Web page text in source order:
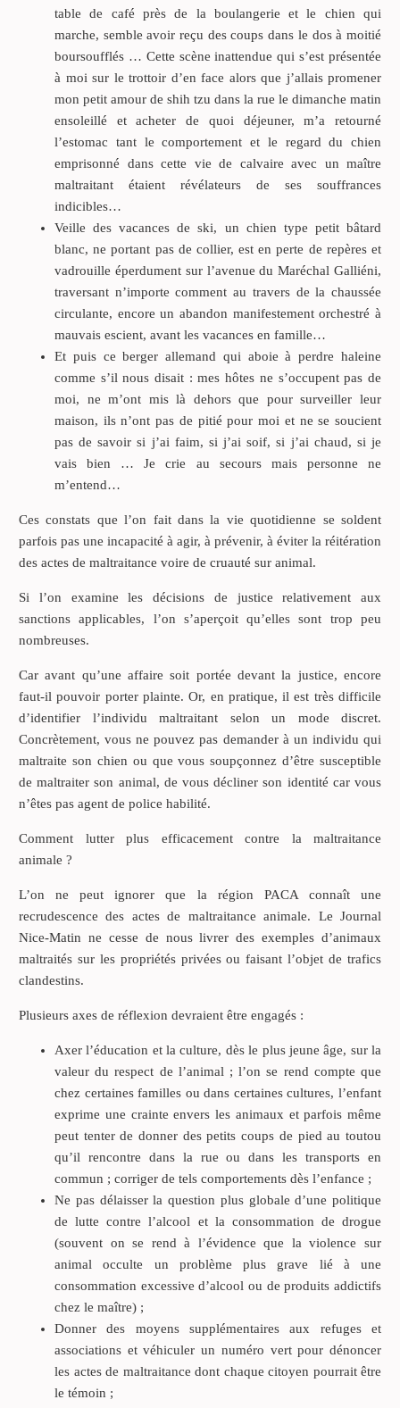
table de café près de la boulangerie et le chien qui
marche, semble avoir reçu des coups dans le dos à moitié
boursoufflés … Cette scène inattendue qui s’est présentée
à moi sur le trottoir d’en face alors que j’allais promener
mon petit amour de shih tzu dans la rue le dimanche matin
ensoleillé et acheter de quoi déjeuner, m’a retourné
l’estomac tant le comportement et le regard du chien
emprisonné dans cette vie de calvaire avec un maître
maltraitant étaient révélateurs de ses souffrances
indicibles…
Veille des vacances de ski, un chien type petit bâtard
blanc, ne portant pas de collier, est en perte de repères et
vadrouille éperdument sur l’avenue du Maréchal Galliéni,
traversant n’importe comment au travers de la chaussée
circulante, encore un abandon manifestement orchestré à
mauvais escient, avant les vacances en famille…
Et puis ce berger allemand qui aboie à perdre haleine
comme s’il nous disait : mes hôtes ne s’occupent pas de
moi, ne m’ont mis là dehors que pour surveiller leur
maison, ils n’ont pas de pitié pour moi et ne se soucient
pas de savoir si j’ai faim, si j’ai soif, si j’ai chaud, si je
vais bien … Je crie au secours mais personne ne
m’entend…
Ces constats que l’on fait dans la vie quotidienne se soldent
parfois pas une incapacité à agir, à prévenir, à éviter la réitération
des actes de maltraitance voire de cruauté sur animal.
Si l’on examine les décisions de justice relativement aux
sanctions applicables, l’on s’aperçoit qu’elles sont trop peu
nombreuses.
Car avant qu’une affaire soit portée devant la justice, encore
faut-il pouvoir porter plainte. Or, en pratique, il est très difficile
d’identifier l’individu maltraitant selon un mode discret.
Concrètement, vous ne pouvez pas demander à un individu qui
maltraite son chien ou que vous soupçonnez d’être susceptible
de maltraiter son animal, de vous décliner son identité car vous
n’êtes pas agent de police habilité.
Comment lutter plus efficacement contre la maltraitance
animale ?
L’on ne peut ignorer que la région PACA connaît une
recrudescence des actes de maltraitance animale. Le Journal
Nice-Matin ne cesse de nous livrer des exemples d’animaux
maltraités sur les propriétés privées ou faisant l’objet de trafics
clandestins.
Plusieurs axes de réflexion devraient être engagés :
Axer l’éducation et la culture, dès le plus jeune âge, sur la
valeur du respect de l’animal ; l’on se rend compte que
chez certaines familles ou dans certaines cultures, l’enfant
exprime une crainte envers les animaux et parfois même
peut tenter de donner des petits coups de pied au toutou
qu’il rencontre dans la rue ou dans les transports en
commun ; corriger de tels comportements dès l’enfance ;
Ne pas délaisser la question plus globale d’une politique
de lutte contre l’alcool et la consommation de drogue
(souvent on se rend à l’évidence que la violence sur
animal occulte un problème plus grave lié à une
consommation excessive d’alcool ou de produits addictifs
chez le maître) ;
Donner des moyens supplémentaires aux refuges et
associations et véhiculer un numéro vert pour dénoncer
les actes de maltraitance dont chaque citoyen pourrait être
le témoin ;